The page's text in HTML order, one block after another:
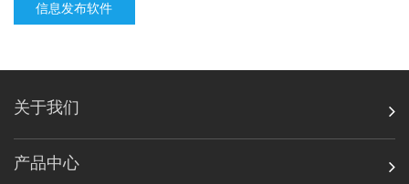
信息发布软件
关于我们
产品中心